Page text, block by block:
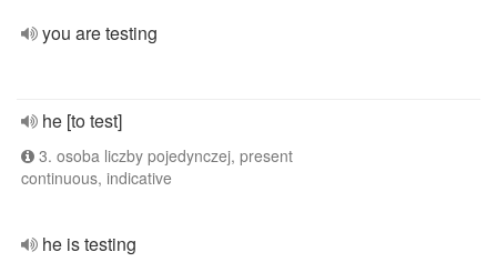
you are testing
he [to test]
3. osoba liczby pojedynczej, present
continuous, indicative
he is testing